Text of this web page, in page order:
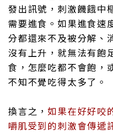
發出訊號，刺激饑餓中
需要進食。如果進食速
分都還來不及被分解、
沒有上升，就無法有飽
食，怎麼吃都不會飽，
不知不覺吃得太多了。
換言之，如果在好好咬
嚼肌受到的刺激會傳遞